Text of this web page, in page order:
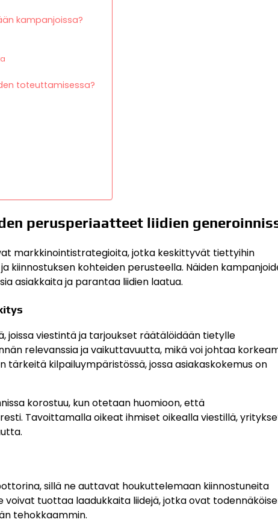
kampanjoissa?
toteuttamisessa?
perusperiaatteet liidien
markkinointistrategioita, jotka keskittyvät tiettyihin
kiinnostuksen kohteiden perusteella. Näiden
asiakkaita ja parantaa liidien laatua.
viestintä ja tarjoukset räätälöidään tietylle
relevanssia ja vaikuttavuutta, mikä voi johtaa
kilpailuympäristössä, jossa asiakaskokemus on
korostuu, kun otetaan huomioon, että
Tavoittamalla oikeat ihmiset oikealla viestillä,
sillä ne auttavat houkuttelemaan kiinnostuneita
voivat tuottaa laadukkaita liidejä, jotka ovat
tehokkaammin.